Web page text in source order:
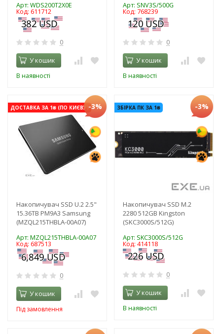
Арт: WDS200T2X0E
Код: 611712
0
У кошик
В наявності
Арт: SNV3S/500G
Код: 768239
0
У кошик
В наявності
ДОСТАВКА ЗА 1₴ (ПО КИЄВУ)-3%
Накопичувач SSD U.2 2.5"
15.36TB PM9A3 Samsung
(MZQL215THBLA-00A07)
Арт: MZQL215THBLA-00A07
Код: 687513
0
У кошик
Під замовлення
ЗБІРКА ПК ЗА 1₴ -3%
Накопичувач SSD M.2
2280 512GB Kingston
(SKC3000S/512G)
Арт: SKC3000S/512G
Код: 414118
0
У кошик
В наявності